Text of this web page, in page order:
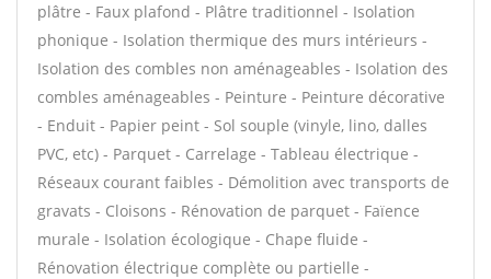
plâtre - Faux plafond - Plâtre traditionnel - Isolation
phonique - Isolation thermique des murs intérieurs -
Isolation des combles non aménageables - Isolation des
combles aménageables - Peinture - Peinture décorative
- Enduit - Papier peint - Sol souple (vinyle, lino, dalles
PVC, etc) - Parquet - Carrelage - Tableau électrique -
Réseaux courant faibles - Démolition avec transports de
gravats - Cloisons - Rénovation de parquet - Faïence
murale - Isolation écologique - Chape fluide -
Rénovation électrique complète ou partielle -